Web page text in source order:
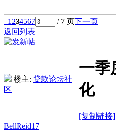
1 234567 / 7 页下一页
返回列表
楼主: 贷款论坛社
区
一季
化
[复制链接]
BellReid17